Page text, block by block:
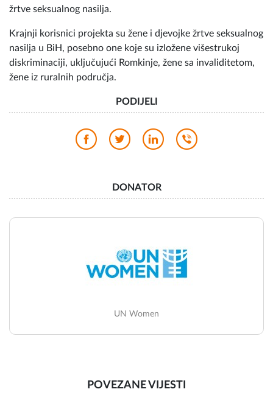
žrtve seksualnog nasilja.
Krajnji korisnici projekta su žene i djevojke žrtve seksualnog
nasilja u BiH, posebno one koje su izložene višestrukoj
diskriminaciji, uključujući Romkinje, žene sa invaliditetom,
žene iz ruralnih područja.
PODIJELI
DONATOR
UN Women
POVEZANE VIJESTI